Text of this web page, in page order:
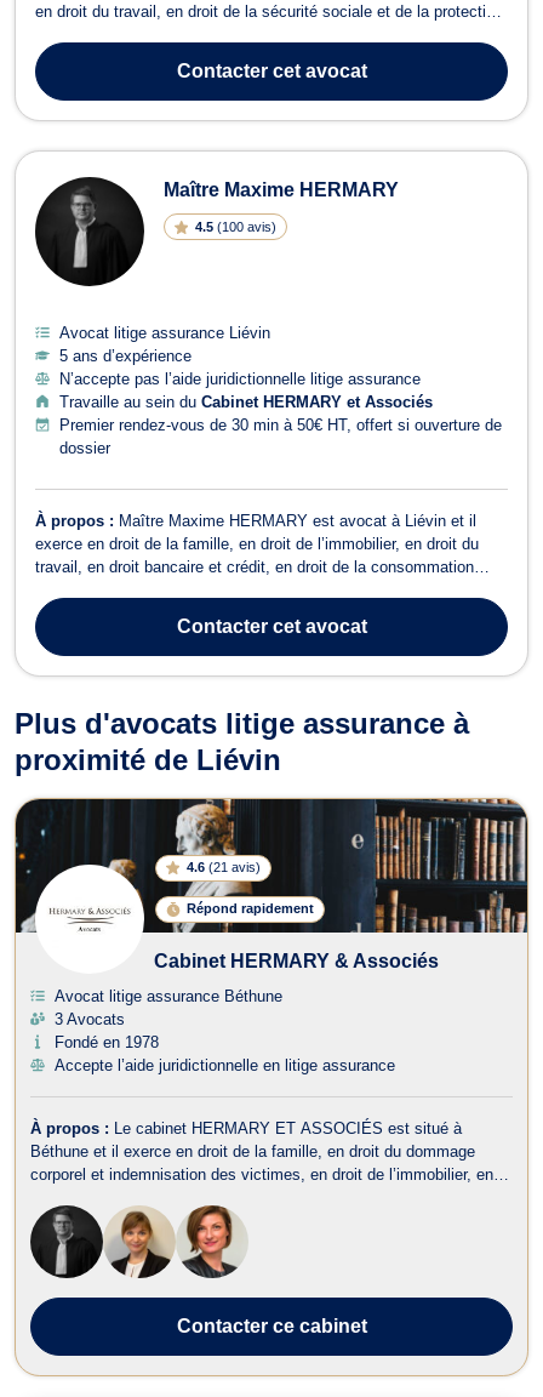
en droit du travail, en droit de la sécurité sociale et de la protection
Maître Cindy DENISSELLE vous représente en droit du dommage
corporel ...
Contactercet avocat
Maître Maxime HERMARY
4.5 (100 avis)
Avocat litige assurance Liévin
5 ans d’expérience
N’accepte pas l’aide juridictionnelle litige assurance
Travaille au sein du Cabinet HERMARY et Associés
Premier rendez-vous de 30 min à 50€ HT, offert si ouverture de
dossier
À propos : Maître Maxime HERMARY est avocat à Liévin et il
exerce en droit de la famille, en droit de l’immobilier, en droit du
travail, en droit bancaire et crédit, en droit de la consommation
Maxime HERMARY aide ses clients à résoudre les conflits
familiaux liés au div...Contactercet avocat
Plus d'avocats litige assurance à
proximité de Liévin
4.6 (21 avis)
Répond rapidement
Cabinet HERMARY & Associés
Avocat litige assurance Béthune
3 Avocats
Fondé en 1978
Accepte l’aide juridictionnelle en litige assurance
À propos :
Le cabinet HERMARY ET ASSOCIÉS est situé à
Béthune et il exerce en droit de la famille, en droit du dommage
corporel et indemnisation des victimes, en droit de l’immobilier, en
sociale, en droit administratif et public, en droit bancaire et boursier,
en d...
Contacterce cabinet